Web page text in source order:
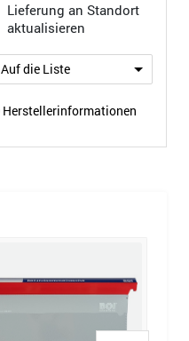
Lieferung an Standort
aktualisieren
Auf die Liste
Herstellerinformationen